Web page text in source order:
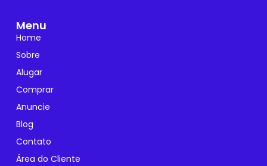
Menu
Home
Sobre
Alugar
Comprar
Anuncie
Blog
Contato
Área do Cliente